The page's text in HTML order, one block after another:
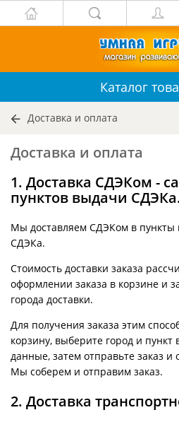
Каталог
Доставка и оплата
Доставка и оплата
1. Доставка СДЭКом -
пунктов выдачи
Мы доставляем СДЭКом в пункты
СДЭКа.
Стоимость доставки заказа
оформлении заказа в корзине и
города доставки.
Для получения заказа этим
корзину, выберите город и пункт
данные, затем отправьте заказ и
Мы соберем и отправим заказ.
2. Доставка